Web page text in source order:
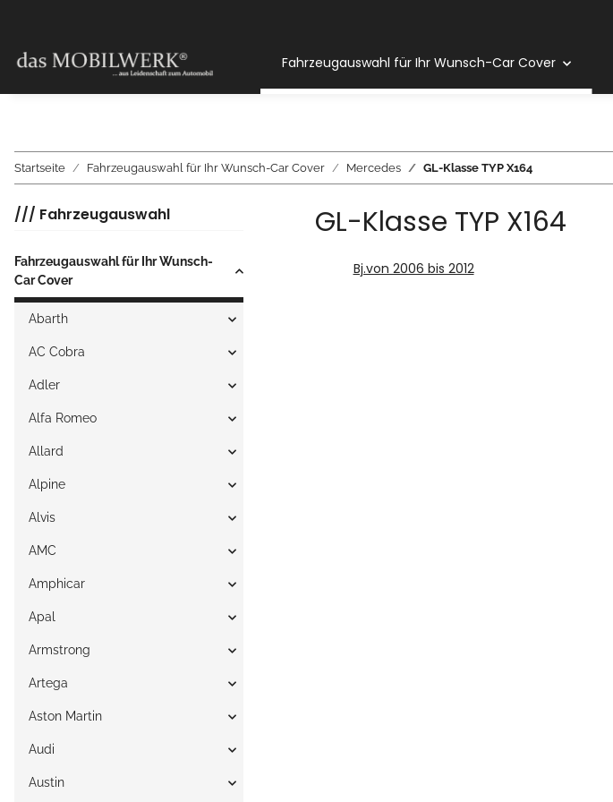
Fahrzeugauswahl für Ihr Wunsch-Car Cover
Startseite Fahrzeugauswahl für Ihr Wunsch-Car Cover Mercedes GL-Klasse TYP X164
GL-Klasse TYP X164
Bj.von 2006 bis 2012
/// Fahrzeugauswahl
Fahrzeugauswahl für Ihr Wunsch-
Car Cover
Abarth
AC Cobra
Adler
Alfa Romeo
Allard
Alpine
Alvis
AMC
Amphicar
Apal
Armstrong
Artega
Aston Martin
Audi
Austin